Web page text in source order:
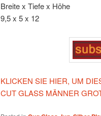
Breite x Tiefe x Höhe
9,5 x 5 x 12
KLICKEN SIE HIER, UM
CUT GLASS MÄNNER